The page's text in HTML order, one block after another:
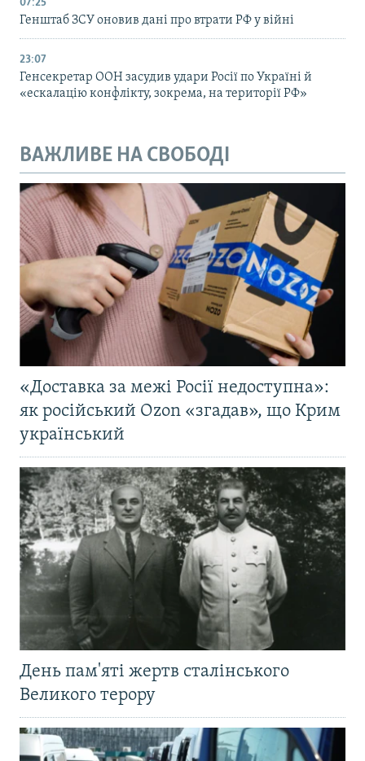
07:25
Генштаб ЗСУ оновив дані про втрати РФ у війні
23:07
Генсекретар ООН засудив удари Росії по Україні й
«ескалацію конфлікту, зокрема, на території РФ»
ВАЖЛИВЕ НА СВОБОДІ
«Доставка за межі Росії недоступна»:
як російський Ozon «згадав», що Крим
український
День пам'яті жертв сталінського
Великого терору